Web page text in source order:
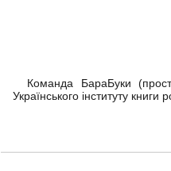
Команда БараБуки
Українського інституту